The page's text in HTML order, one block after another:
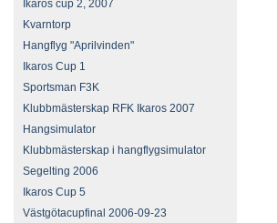
Ikaros cup 2, 2007
Kvarntorp
Hangflyg "Aprilvinden"
Ikaros Cup 1
Sportsman F3K
Klubbmästerskap RFK Ikaros 2007
Hangsimulator
Klubbmästerskap i hangflygsimulator
Segelting 2006
Ikaros Cup 5
Västgötacupfinal 2006-09-23